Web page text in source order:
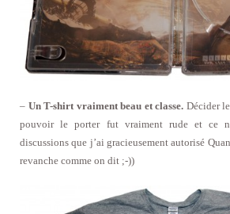
– Un T-shirt vraiment beau et classe. Décider
pouvoir le porter fut vraiment rude et ce
discussions que j’ai gracieusement autorisé
revanche comme on dit ;-))